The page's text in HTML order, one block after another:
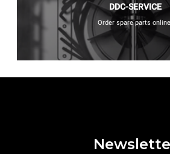
DDC-SERVICE
Order spare parts